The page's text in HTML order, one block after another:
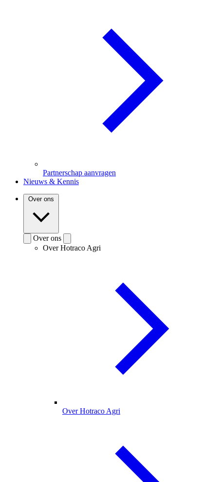
Partnerschap aanvragen
Nieuws & Kennis
Over ons
Over ons
Over Hotraco Agri
Over Hotraco Agri